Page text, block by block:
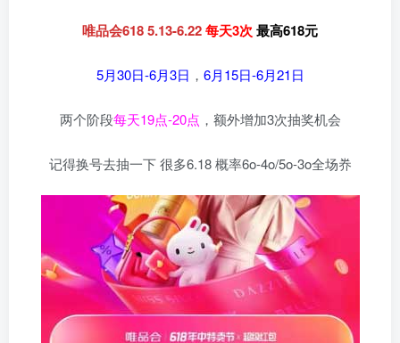
唯品会618 5.13-6.22每天3次 最高618元
5月30日-6月3日 ， 6月15日-6月21日
两个阶段每天19点-20点 ，额外增加3次抽奖机会
记得换号去抽一下 很多6.18 概率6o-4o/5o-3o全场奍